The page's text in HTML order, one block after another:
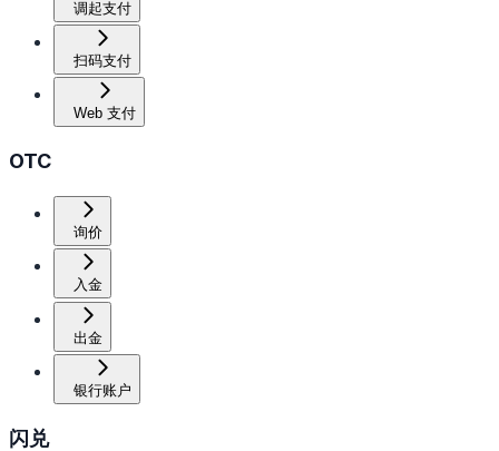
调起支付
扫码支付
Web 支付
OTC
询价
入金
出金
银行账户
闪兑